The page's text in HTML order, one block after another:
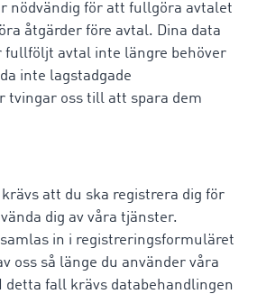
nödvändig för att fullgöra avtalet
åtgärder före avtal. Dina data
fullföljt avtal inte längre behöver
inte lagstadgade
tvingar oss till att spara dem
att du ska registrera dig för
dig av våra tjänster.
in i registreringsformuläret
oss så länge du använder våra
detta fall krävs databehandlingen